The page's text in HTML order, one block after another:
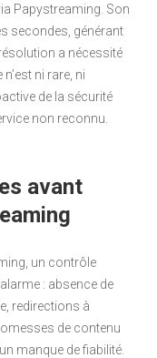
Papystreaming. Son
secondes, générant
a nécessité
ni rare, ni
de la sécurité
non reconnu.
avant
un contrôle
: absence de
redirections à
de contenu
manque de fiabilité.